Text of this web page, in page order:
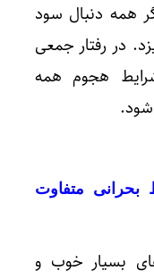
همه دنبال سود
در رفتار جمعی
هجوم همه
متفاوت
بسیار خوب و